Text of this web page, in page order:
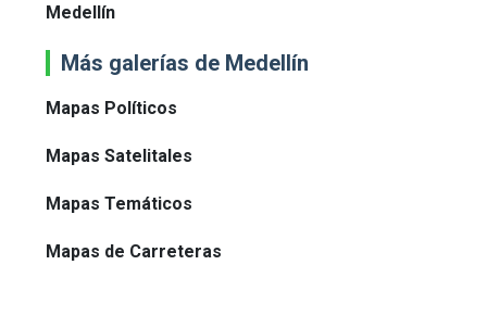
Medellín
Más galerías de Medellín
Mapas Políticos
Mapas Satelitales
Mapas Temáticos
Mapas de Carreteras